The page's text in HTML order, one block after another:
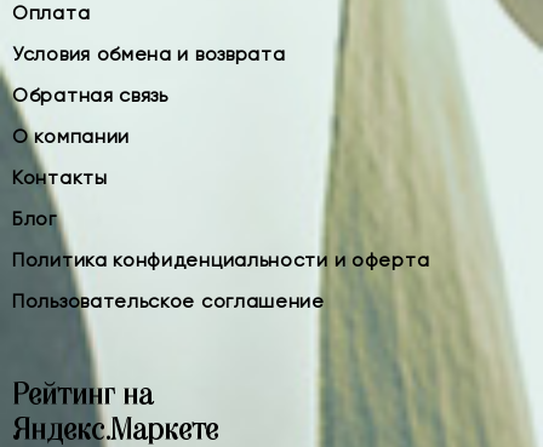
Оплата
Условия обмена и возврата
Обратная связь
О компании
Контакты
Блог
Политика конфиденциальности и оферта
Пользовательское соглашение
Рейтинг на
Яндекс.Маркете